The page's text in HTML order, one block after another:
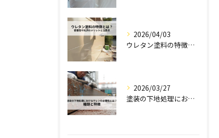
2026/04/03
ウレタン塗料の特徴とは？密着性や光沢のメリットと注意点を解説！
2026/03/27
塗装の下地処理におけるケレンの必要性とは？種類と特徴を解説！